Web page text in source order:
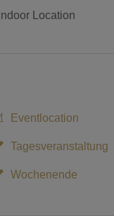
Indoor Location
Eventlocation
Tagesveranstaltung
Wochenende